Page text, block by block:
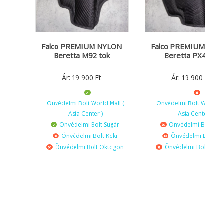
Falco PREMIUM NYLON
Beretta M92 tok
Ár: 19 900 Ft
Önvédelmi Bolt World Mall (
Asia Center )
Önvédelmi Bolt Sugár
Önvédelmi Bolt Köki
Önvédelmi Bolt Oktogon
Falco
Beretta
Ár: 19 900
Önvédelmi Bolt
Asia
Önvédelmi
Önvédelmi
Önvédelmi